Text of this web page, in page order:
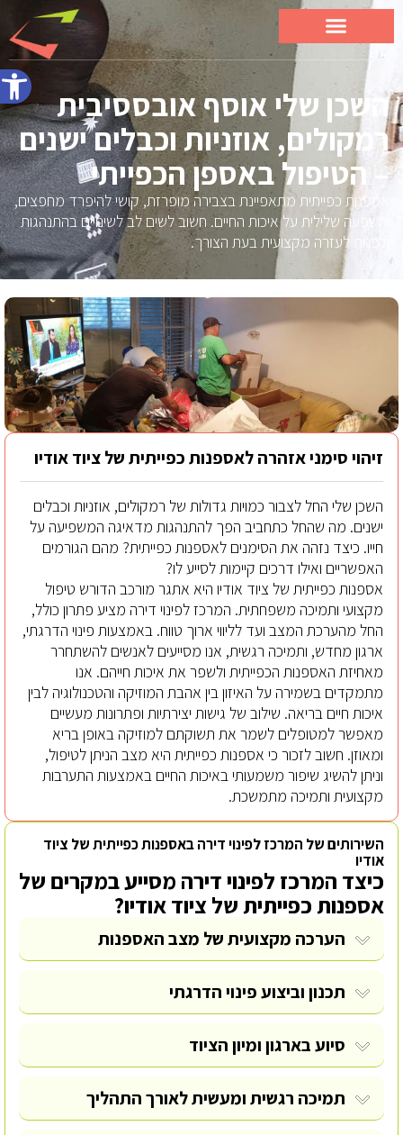
פתח
השכן שלי אוסף אובססיבית
רמקולים, אוזניות וכבלים ישנים
– הטיפול באספן הכפייתי
אספנות כפייתית מתאפיינת בצבירה מופרזת, קושי להיפרד מחפצים,
והשפעה שלילית על איכות החיים. חשוב לשים לב לשינויים בהתנהגות
ולפנות לעזרה מקצועית בעת הצורך.
זיהוי סימני אזהרה לאספנות כפייתית של ציוד אודיו
השכן שלי החל לצבור כמויות גדולות של רמקולים, אוזניות וכבלים
ישנים. מה שהחל כתחביב הפך להתנהגות מדאיגה המשפיעה על
חייו. כיצד נזהה את הסימנים לאספנות כפייתית? מהם הגורמים
האפשריים ואילו דרכים קיימות לסייע לו?
אספנות כפייתית של ציוד אודיו היא אתגר מורכב הדורש טיפול
מקצועי ותמיכה משפחתית. המרכז לפינוי דירה מציע פתרון כולל,
החל מהערכת המצב ועד לליווי ארוך טווח. באמצעות פינוי הדרגתי,
ארגון מחדש, ותמיכה רגשית, אנו מסייעים לאנשים להשתחרר
מאחיזת האספנות הכפייתית ולשפר את איכות חייהם. אנו
מתמקדים בשמירה על האיזון בין אהבת המוזיקה והטכנולוגיה לבין
איכות חיים בריאה. שילוב של גישות יצירתיות ופתרונות מעשיים
מאפשר למטופלים לשמר את תשוקתם למוזיקה באופן בריא
ומאוזן. חשוב לזכור כי אספנות כפייתית היא מצב הניתן לטיפול,
וניתן להשיג שיפור משמעותי באיכות החיים באמצעות התערבות
מקצועית ותמיכה מתמשכת.
השירותים של המרכז לפינוי דירה באספנות כפייתית של ציוד
אודיו
כיצד המרכז לפינוי דירה מסייע במקרים של
אספנות כפייתית של ציוד אודיו?
הערכה מקצועית של מצב האספנות
תכנון וביצוע פינוי הדרגתי
סיוע בארגון ומיון הציוד
תמיכה רגשית ומעשית לאורך התהליך